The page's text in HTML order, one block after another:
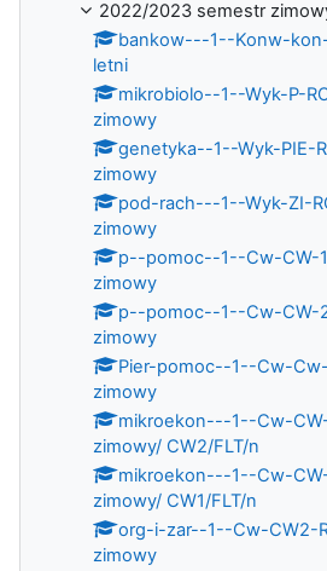
2022/2023 semestr
bankow---1--Konw-
letni
mikrobiolo--1--Wyk-P-
zimowy
genetyka--1--Wyk-PIE-
zimowy
pod-rach---1--Wyk-ZI-
zimowy
p--pomoc--1--Cw-CW-
zimowy
p--pomoc--1--Cw-CW-
zimowy
Pier-pomoc--1--Cw-
zimowy
mikroekon---1--Cw-
zimowy/ CW2/FLT/n
mikroekon---1--Cw-
zimowy/ CW1/FLT/n
org-i-zar--1--Cw-CW2-
zimowy